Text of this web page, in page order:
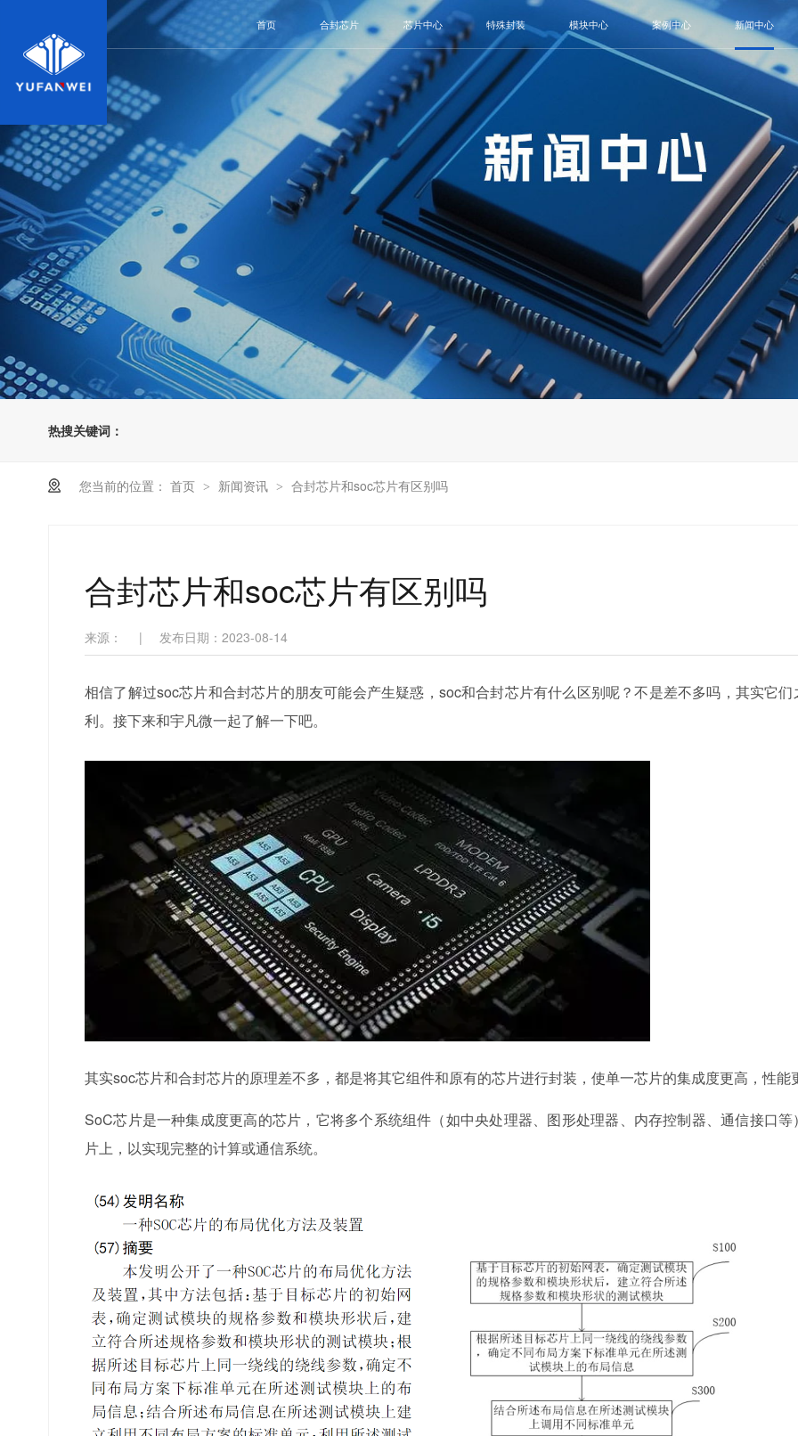
首页 合封芯片 芯片中心 特殊封装 模块中心 案例中心 新闻中心
热搜关键词：
您当前的位置： 首页 > 新闻资讯 > 合封芯片和soc芯片有区别吗
合封芯片和soc芯片有区别吗
来源： | 发布日期：2023-08-14
相信了解过soc芯片和合封芯片的朋友可能会产生疑惑，soc和合封芯片有什么区别呢？不是差不多吗，其实它
利。接下来和宇凡微一起了解一下吧。
其实soc芯片和合封芯片的原理差不多，都是将其它组件和原有的芯片进行封装，使单一芯片的集成度更高，性能
SoC芯片是一种集成度更高的芯片，它将多个系统组件（如中央处理器、图形处理器、内存控制器、通信接口
片上，以实现完整的计算或通信系统。